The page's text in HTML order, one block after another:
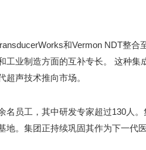
和Vermon NDT整
工业制造方面的互补专长。 这种集
超声技术推向市场。
名员工，其中研发专家超过130人
地。集团正持续巩固其作为下一代